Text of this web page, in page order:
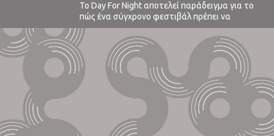
Το Day For Night αποτελεί παράδειγμα για το
πώς ένα σύγχρονο φεστιβάλ πρέπει να
δημιουργεί συνθήκες για να μεταφέρει στο
κοινό όχι μόνο τη μουσική μέσω των καλύτερων
επιλογών της τρέχουσας σκηνής, αλλά και μέσω
διαφορετικών μέσων καλλιτεχνικής και μη
σύγχρονης έκφρασης.Παράδειγμα η 1η ημέρα
προθέρμανσης του Day For Night, ...